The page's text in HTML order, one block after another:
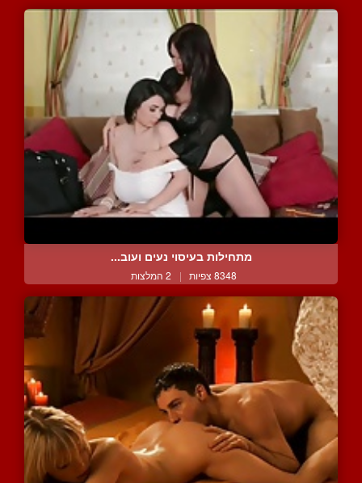
מתחילות בעיסוי נעים ועוב...
8348 צפיות | 2 המלצות